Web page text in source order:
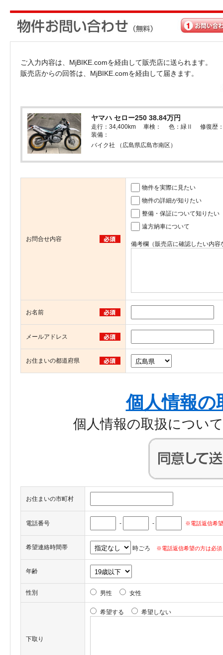
ご入力内容は、MjBIKE.comを経由して販売店に送られます。
販売店からの回答は、MjBIKE.comを経由して届きます。
ヤマハ セロー250 38.84万円
走行：34,400km 車検： 色：緑Ⅱ 修復歴
装備：
バイク社 （広島県広島市南区）
お問合せ内容
物件を実際に見たい
物件の詳細が知りたい
整備・保証について知りたい
遠方納車について
備考欄（販売店に確認したい内
お名前
メールアドレス
お住まいの都道府県
個人情報の
個人情報の取扱につい
お住まいの市町村
電話番号 - - ※電話返信希
希望連絡時間帯 時ごろ ※電話返信希望の方は必須
年齢
性別 男性 女性
下取り
希望する 希望しない